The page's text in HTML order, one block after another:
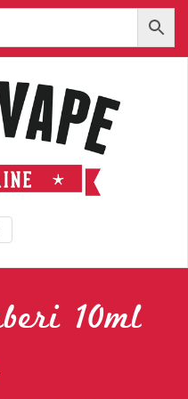
NAVIGATION
10ml